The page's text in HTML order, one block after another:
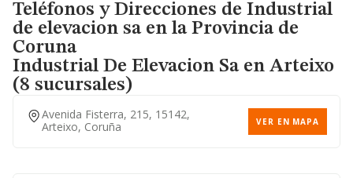
Teléfonos y Direcciones de Industrial
de elevacion sa en la Provincia de
Coruna
Industrial De Elevacion Saen Arteixo
(8 sucursales)
Avenida Fisterra, 215, 15142,
Arteixo, Coruña
VER EN MAPA